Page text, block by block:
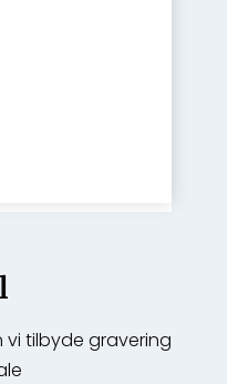
vi tilbyde gravering